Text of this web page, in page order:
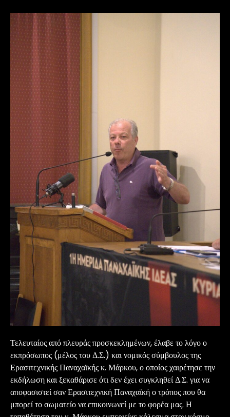
Τελευταίος από πλευράς προσκεκλημένων, έλαβε το λόγο ο
εκπρόσωπος (μέλος του Δ.Σ.) και νομικός σύμβουλος της
Ερασιτεχνικής Παναχαϊκής κ. Μάρκου, ο οποίος χαιρέτησε την
εκδήλωση και ξεκαθάρισε ότι δεν έχει συγκληθεί Δ.Σ. για να
αποφασιστεί σαν Ερασιτεχνική Παναχαϊκή ο τρόπος που θα
μπορεί το σωματείο να επικοινωνεί με το φορέα μας. Η